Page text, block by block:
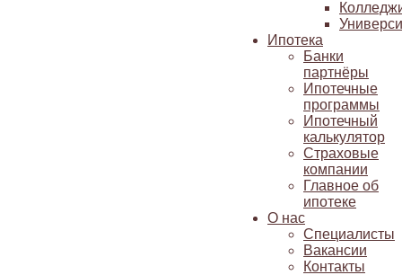
Ипотека
Банки
партнёры
Ипотечные
программы
Ипотечный
калькулятор
Страховые
компании
Главное об
ипотеке
О нас
Специалисты
Вакансии
Контакты